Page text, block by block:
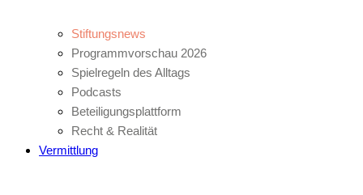
Stiftungsnews
Programmvorschau 2026
Spielregeln des Alltags
Podcasts
Beteiligungsplattform
Recht & Realität
Vermittlung